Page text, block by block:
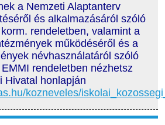
a Nemzeti Alaptanterv
és alkalmazásáról szóló
rendeletben, valamint a
működéséről és a
névhasználatáról szóló
rendeletben nézhetsz
Hivatal honlapján
kozneveles/